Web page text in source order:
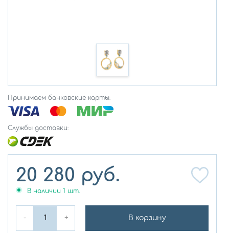
Принимаем банковские карты:
Службы доставки:
20 280 руб.
В наличии 1 шт.
- + В корзину